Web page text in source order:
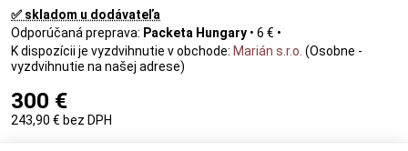
✅ skladom u dodávateľa
Packeta Hungary • 6 € •
Marián s.r.o. (Osobne -
vyzdvihnutie na našej adrese)
300 €
243,90 € bez DPH